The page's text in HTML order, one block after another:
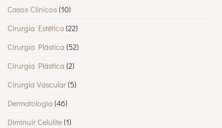
Casos Clínicos(10)
Cirurgia Estética (22)
Cirurgia Plástica (52)
Cirurgia Plástica (2)
Cirurgia Vascular(5)
Dermatologia (46)
Diminuir Celulite(1)